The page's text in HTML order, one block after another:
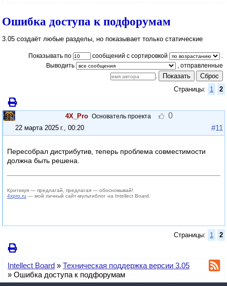
Ошибка доступа к подфорумам
3.05 создаёт любые разделы, но показывает только статические
Показывать по сообщений с сортировкой
Выводить
Показать
Сброс
Страницы:
1 2
4X_Pro Основатель проекта 0
22 марта 2025 г., 00:20 #11
Пересобрал дистрибутив, теперь проблема совместимости
должна быть решена.
Критикуя — предлагай, предлагая — обосновывай!
4xpro.ru — мой личный сайт-мультиблог на Intellect Board.
Страницы: 1 2
Intellect Board » Техническая поддержка версии 3.05
» Ошибка доступа к подфорумам